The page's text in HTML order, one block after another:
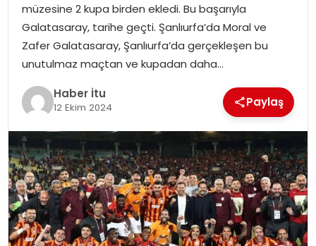
SPOR
YAŞAM
müzesine 2 kupa birden ekledi. Bu başarıyla
Galatasaray, tarihe geçti. Şanlıurfa’da Moral ve
Zafer Galatasaray, Şanlıurfa’da gerçekleşen bu
unutulmaz maçtan ve kupadan daha…
Haber İtu
12 Ekim 2024 Paylaş